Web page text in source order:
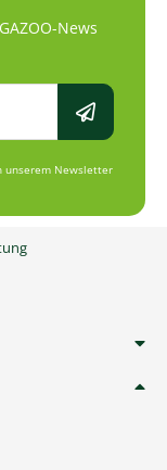
News
unserem Newsletter